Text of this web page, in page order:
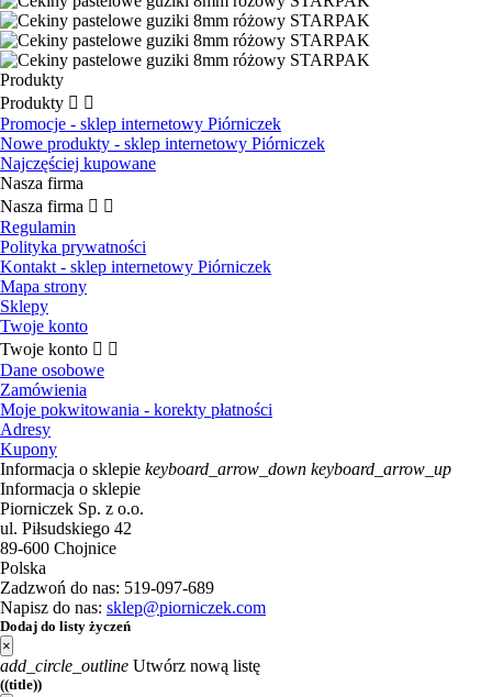
Produkty
Produkty  
Promocje - sklep internetowy Piórniczek
Nowe produkty - sklep internetowy Piórniczek
Najczęściej kupowane
Nasza firma
Nasza firma  
Regulamin
Polityka prywatności
Kontakt - sklep internetowy Piórniczek
Mapa strony
Sklepy
Twoje konto
Twoje konto  
Dane osobowe
Zamówienia
Moje pokwitowania - korekty płatności
Adresy
Kupony
Informacja o sklepie keyboard_arrow_down keyboard_arrow_up
Informacja o sklepie
Piorniczek Sp. z o.o.
ul. Piłsudskiego 42
89-600 Chojnice
Polska
Zadzwoń do nas: 519-097-689
Napisz do nas: sklep@piorniczek.com
Dodaj do listy życzeń
×
add_circle_outline Utwórz nową listę
((title))